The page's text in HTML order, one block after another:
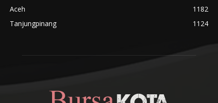
Aceh
1182
Tanjungpinang
1124